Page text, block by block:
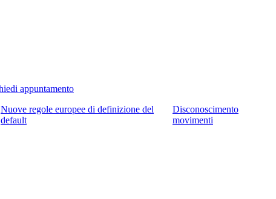
Nuove regole europee di definizione del
default
Disconoscimento
movimenti